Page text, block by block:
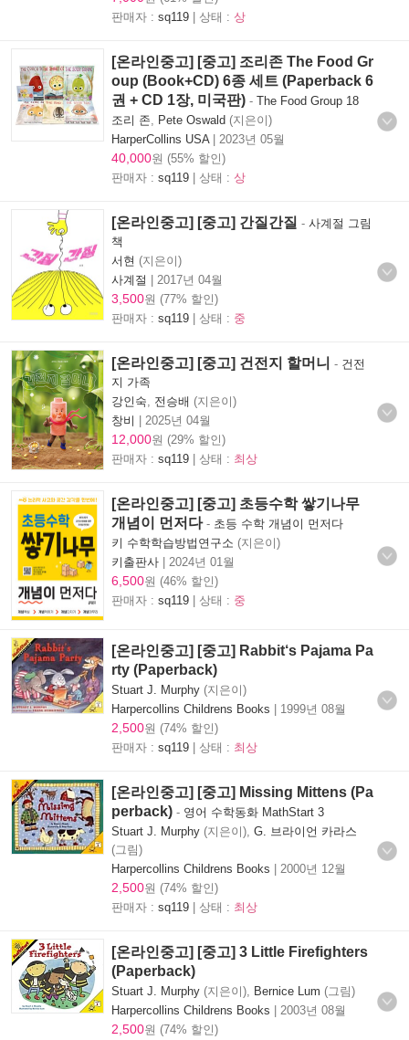
판매자 : sq119 | 상태 : 상
[온라인중고] [중고] 조리존 The Food Gr
oup (Book+CD) 6종 세트 (Paperback 6
권 + CD 1장, 미국판) - The Food Group 18
조리 존
Pete Oswald (지은이)
HarperCollins USA | 2023년 05월
40,000원 (55% 할인)
판매자 : sq119 | 상태 : 상
[온라인중고] [중고] 간질간질 - 사계절 그림
책
서현 (지은이)
사계절 | 2017년 04월
3,500원 (77% 할인)
판매자 : sq119 | 상태 : 중
[온라인중고] [중고] 건전지 할머니 - 건전
지 가족
강인숙
전승배 (지은이)
창비 | 2025년 04월
12,000원 (29% 할인)
판매자 : sq119 | 상태 : 최상
[온라인중고] [중고] 초등수학 쌓기나무
개념이 먼저다- 초등 수학 개념이 먼저다
키 수학학습방법연구소 (지은이)
키출판사 | 2024년 01월
6,500원 (46% 할인)
판매자 : sq119 | 상태 : 중
[온라인중고] [중고] Rabbit‘s Pajama Pa
rty (Paperback)
Stuart J. Murphy (지은이)
Harpercollins Childrens Books | 1999년 08월
2,500원 (74% 할인)
판매자 : sq119 | 상태 : 최상
[온라인중고] [중고] Missing Mittens (Pa
perback) - 영어 수학동화 MathStart 3
Stuart J. Murphy (지은이), G. 브라이언 카라스
(그림)
Harpercollins Childrens Books | 2000년 12월
2,500원 (74% 할인)
판매자 : sq119 | 상태 : 최상
[온라인중고] [중고] 3 Little Firefighters
(Paperback)
Stuart J. Murphy (지은이), Bernice Lum (그림)
Harpercollins Childrens Books | 2003년 08월
2,500원 (74% 할인)